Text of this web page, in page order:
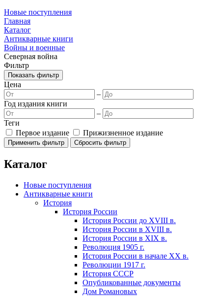
Новые поступления
Главная
Каталог
Антикварные книги
Войны и военные
Северная война
Фильтр
Показать фильтр
Цена
–
Год издания книги
–
Теги
Первое издание
Прижизненное издание
Каталог
Новые поступления
Антикварные книги
История
История России
История России до XVIII в.
История России в XVIII в.
История России в XIX в.
Революция 1905 г.
История России в начале XX в.
Революции 1917 г.
История СССР
Опубликованные документы
Дом Романовых